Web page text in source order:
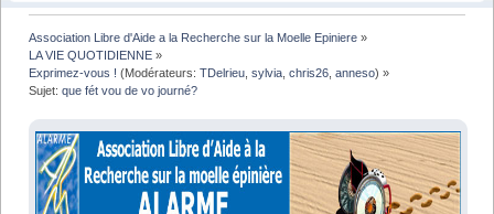
Association Libre d'Aide a la Recherche sur la Moelle Epiniere »
LA VIE QUOTIDIENNE »
Exprimez-vous ! (Modérateurs:TDelrieu ,sylvia ,chris26 ,anneso) »
Sujet:que fét vou de vo journé?